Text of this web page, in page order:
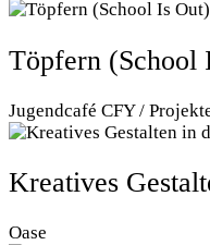
Töpfern (School
Jugendcafé CFY /
Kreatives
Oase